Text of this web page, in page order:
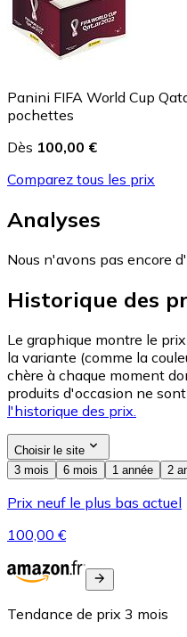
Panini FIFA World Cup
pochettes
Dès 100,00 €
Comparez tous les prix
Analyses
Nous n'avons pas encore
Historique des
Le graphique montre le
la variante (comme la
chère à chaque moment
produits d'occasion ne
l'historique des prix.
Choisir le site
3 mois
6 mois 1 année 2
Prix neuf le plus bas actuel
100,00 €
Tendance de prix 3 mois